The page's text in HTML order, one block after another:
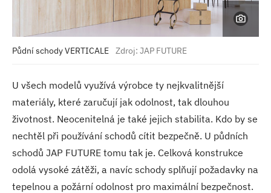
Půdní schody VERTICALE Zdroj: JAP FUTURE
U všech modelů využívá výrobce ty nejkvalitnější
materiály, které zaručují jak odolnost, tak dlouhou
životnost. Neocenitelná je také jejich stabilita. Kdo by se
nechtěl při používání schodů cítit bezpečně. U půdních
schodů JAP FUTURE tomu tak je. Celková konstrukce
odolá vysoké zátěži, a navíc schody splňují požadavky na
tepelnou a požární odolnost pro maximální bezpečnost.